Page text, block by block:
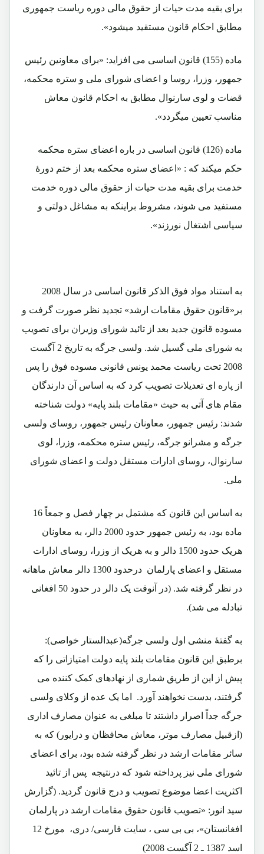
برای بقیه مدت حیات از حقوق مالی دوره ریاست جمهوری
مطابق احکام قانون مستقید میشود».
ماده (155) قانون اساسی می افزاید: «برای معاونین رئیس
جمهور، وزرا، روسا و اعضای شورای ملی و ستره محکمه،
قضات و لوی سارنوال مطابق به احکام قانون معاش
مناسب تعیین میگردد».
ماده (126) قانون اساسی در باره اعضای ستره محکمه
حکم میکند که : «اعضای ستره محکمه بعد از ختم دورۀ
خدمت برای بقیه مدت حیات از حقوق مالی دوره خدمت
مستفید می شوند، مشروط براینکه به مشاغل دولتی و
سیاسی اشتغال نورزند».
به استناد مواد فوق الذکر قانون اساسی در سال 2008
بر«قانون حقوق مقامات ارشد» تجدید نظر صورت گرفت و
مسوده قانون جدید بعد از تائید شورای وزیران برای تصویب
به شورای ملی گسیل شد. ولسی جرگه به تاریخ 2 آگست
2008 تحت ریاست محمد یونس قانونی مسوده فوق را پس
از پاره ای تعدیلات تصویب کرد که به اساس آن دارندگان
مقام های آتی به حیث «مقامات بلند پایه» دولت شناخته
شدند: رئیس جمهور، معاونان رئیس جمهور، روسای ولسی
جرگه و مشرانو جرگه، رئیس ستره محکمه، وزرا، لوی
سارنوال، روسای ادارات مستقل دولت و اعضای شورای
ملی.
به اساس این قانون که مشتمل بر چهار فصل و جمعاً 16
ماده بود، به رئیس جمهور حدود 2000 دالر، به معاونان
هریک حدود 1500 دالر و به هریک از وزرا، روسای ادارات
مستقل و اعضای پارلمان درحدود 1300 دالر معاش ماهانه
در نظر گرفته شد. (در آنوقت یک دالر در حدود 50 افغانی
تبادله می شد).
به گفتۀ منشی اول ولسی جرگه(عبدالستار خواصی):
برطبق این قانون مقامات بلند پایه دولت امتیازاتی را که
پیش از این از طریق شماری از نهادهای کمک کننده می
گرفتند، بدست نخواهند آورد. اما یک عده از وکلای ولسی
جرگه جداً اصرار داشتند تا مبلغی به عنوان مصارف اداری
(ازقبیل مصارف موتر، معاش محافظان و درایور) که به
سائر مقامات ارشد در نظر گرفته شده بود، برای اعضای
شورای ملی نیز پرداخته شود که درنتیجه پس از تائید
اکثریت اعضا موضوع تصویب و درج قانون گردید. (گزارش
سید انور: «تصویب قانون حقوق مقامات ارشد در پارلمان
افغانستان»، بی بی سی ، سایت فارسی/ دری، مورخ 12
اسد 1387 ـ 2 آگست 2008)